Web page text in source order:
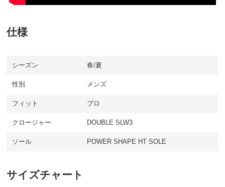
仕様
シーズン 春/夏
性別 メンズ
フィット プロ
クロージャー DOUBLE SLW3
ソール POWER SHAPE HT SOLE
サイズチャート